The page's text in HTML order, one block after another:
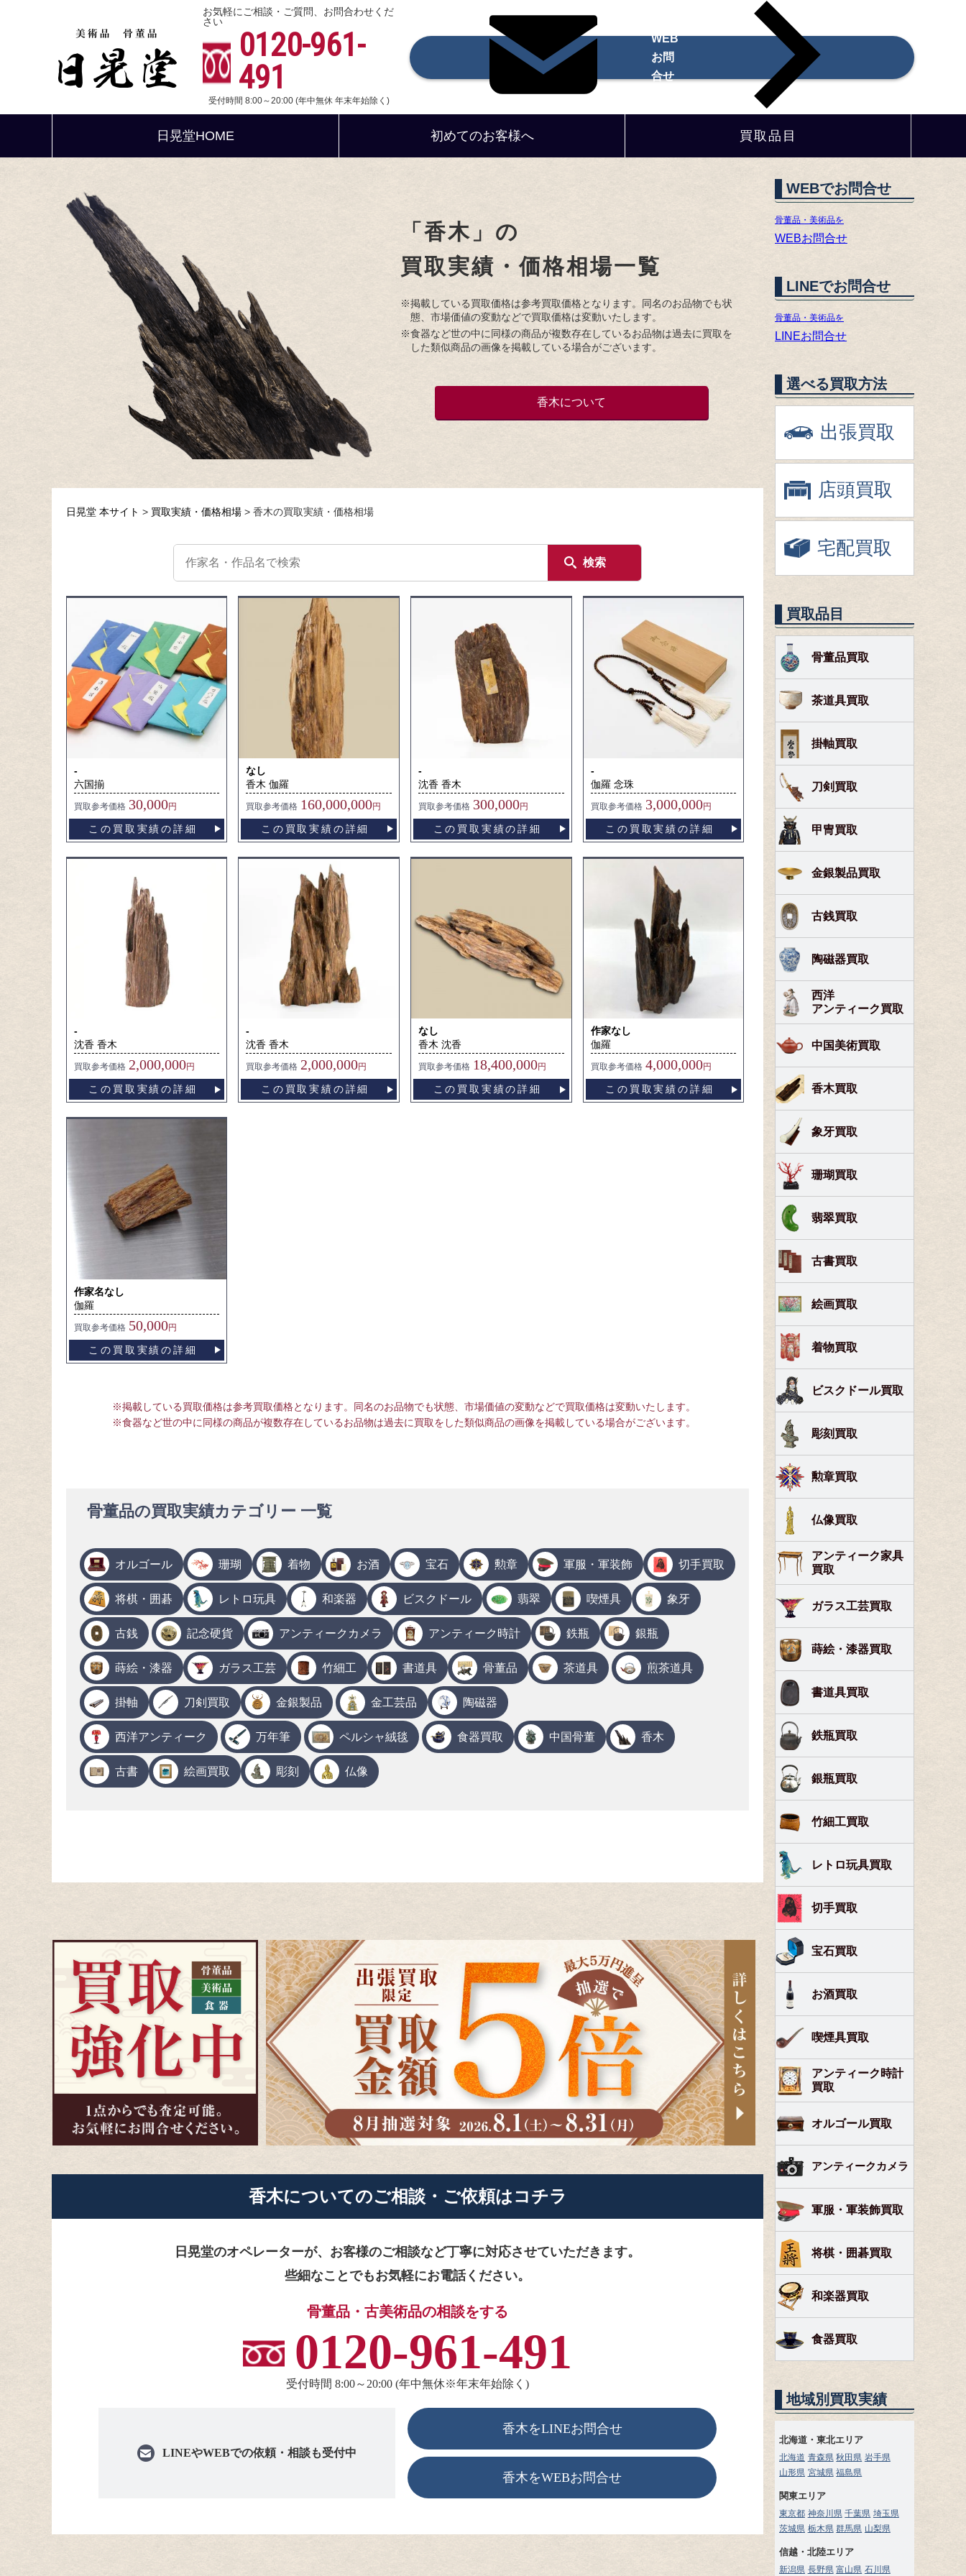
お気軽にご相談・ご質問、お問合わせくだ
さい
0120-961-
491
受付時間 8:00～20:00 (年中無休 年末年始除く)
WEB
お問
合せ
日晃堂HOME 初めてのお客様へ 買取品目
「香木」の
買取実績・価格相場一覧
※掲載している買取価格は参考買取価格となります。同名のお品物でも状
態、市場価値の変動などで買取価格は変動いたします。
※食器など世の中に同様の商品が複数存在しているお品物は過去に買取を
した類似商品の画像を掲載している場合がございます。
香木について
日晃堂 本サイト 買取実績・価格相場 香木の買取実績・価格相場
検索
-
六国揃
買取参考価格 30,000円
この買取実績の詳細
なし
香木 伽羅
買取参考価格 160,000,000円
この買取実績の詳細
-
沈香 香木
買取参考価格 300,000円
この買取実績の詳細
-
伽羅 念珠
買取参考価格 3,000,000円
この買取実績の詳細
-
沈香 香木
買取参考価格 2,000,000円
この買取実績の詳細
-
沈香 香木
買取参考価格 2,000,000円
この買取実績の詳細
なし
香木 沈香
買取参考価格 18,400,000円
この買取実績の詳細
作家なし
伽羅
買取参考価格 4,000,000円
この買取実績の詳細
作家名なし
伽羅
買取参考価格 50,000円
この買取実績の詳細
※掲載している買取価格は参考買取価格となります。同名のお品物でも状態、市場価値の変動などで買取価格は変動いたします。
※食器など世の中に同様の商品が複数存在しているお品物は過去に買取をした類似商品の画像を掲載している場合がございます。
骨董品の買取実績カテゴリー 一覧
オルゴール 珊瑚 着物 お酒 宝石 勲章 軍服・軍装飾 切手買取
将棋・囲碁 レトロ玩具 和楽器 ビスクドール 翡翠 喫煙具 象牙
古銭 記念硬貨 アンティークカメラ アンティーク時計 鉄瓶 銀瓶
蒔絵・漆器 ガラス工芸 竹細工 書道具 骨董品 茶道具 煎茶道具
掛軸 刀剣買取 金銀製品 金工芸品 陶磁器
西洋アンティーク 万年筆 ペルシャ絨毯 食器買取 中国骨董 香木
古書 絵画買取 彫刻 仏像
香木についてのご相談・ご依頼はコチラ
日晃堂のオペレーターが、お客様のご相談など丁寧に対応させていただきます。
些細なことでもお気軽にお電話ください。
骨董品・古美術品の相談をする
0120-961-491
受付時間 8:00～20:00 (年中無休※年末年始除く)
LINEやWEBでの依頼・相談も受付中
香木をLINEお問合せ
香木をWEBお問合せ
WEBでお問合せ
骨董品・美術品を
WEBお問合せ
LINEでお問合せ
骨董品・美術品を
LINEお問合せ
選べる買取方法
出張買取
店頭買取
宅配買取
買取品目
骨董品買取
茶道具買取
掛軸買取
刀剣買取
甲冑買取
金銀製品買取
古銭買取
陶磁器買取
西洋
アンティーク買取
中国美術買取
香木買取
象牙買取
珊瑚買取
翡翠買取
古書買取
絵画買取
着物買取
ビスクドール買取
彫刻買取
勲章買取
仏像買取
アンティーク家具
買取
ガラス工芸買取
蒔絵・漆器買取
書道具買取
鉄瓶買取
銀瓶買取
竹細工買取
レトロ玩具買取
切手買取
宝石買取
お酒買取
喫煙具買取
アンティーク時計
買取
オルゴール買取
アンティークカメラ
軍服・軍装飾買取
将棋・囲碁買取
和楽器買取
食器買取
地域別買取実績
北海道・東北エリア
北海道 青森県 秋田県 岩手県
山形県 宮城県 福島県
関東エリア
東京都 神奈川県 千葉県 埼玉県
茨城県 栃木県 群馬県 山梨県
信越・北陸エリア
新潟県 長野県 富山県 石川県